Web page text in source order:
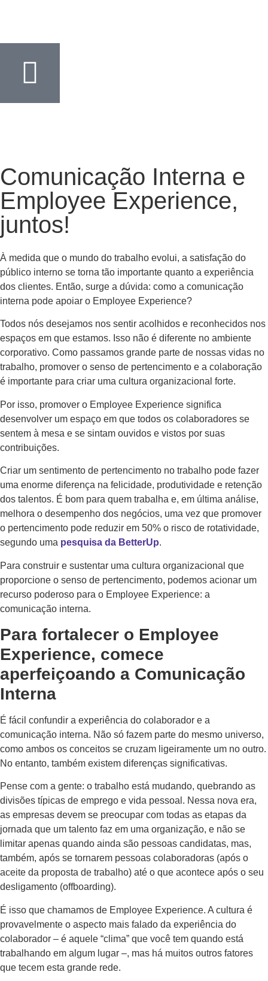
Comunicação Interna e
Employee Experience,
juntos!
À medida que o mundo do trabalho evolui, a satisfação do
público interno se torna tão importante quanto a experiência
dos clientes. Então, surge a dúvida: como a comunicação
interna pode apoiar o Employee Experience?
Todos nós desejamos nos sentir acolhidos e reconhecidos nos
espaços em que estamos. Isso não é diferente no ambiente
corporativo. Como passamos grande parte de nossas vidas no
trabalho, promover o senso de pertencimento e a colaboração
é importante para criar uma cultura organizacional forte.
Por isso, promover o Employee Experience significa
desenvolver um espaço em que todos os colaboradores se
sentem à mesa e se sintam ouvidos e vistos por suas
contribuições.
Criar um sentimento de pertencimento no trabalho pode fazer
uma enorme diferença na felicidade, produtividade e retenção
dos talentos. É bom para quem trabalha e, em última análise,
melhora o desempenho dos negócios, uma vez que promover
o pertencimento pode reduzir em 50% o risco de rotatividade,
segundo uma pesquisa da BetterUp.
Para construir e sustentar uma cultura organizacional que
proporcione o senso de pertencimento, podemos acionar um
recurso poderoso para o Employee Experience: a
comunicação interna.
Para fortalecer o Employee
Experience, comece
aperfeiçoando a Comunicação
Interna
É fácil confundir a experiência do colaborador e a
comunicação interna. Não só fazem parte do mesmo universo,
como ambos os conceitos se cruzam ligeiramente um no outro.
No entanto, também existem diferenças significativas.
Pense com a gente: o trabalho está mudando, quebrando as
divisões típicas de emprego e vida pessoal. Nessa nova era,
as empresas devem se preocupar com todas as etapas da
jornada que um talento faz em uma organização, e não se
limitar apenas quando ainda são pessoas candidatas, mas,
também, após se tornarem pessoas colaboradoras (após o
aceite da proposta de trabalho) até o que acontece após o seu
desligamento (offboarding).
É isso que chamamos de Employee Experience. A cultura é
provavelmente o aspecto mais falado da experiência do
colaborador – é aquele “clima” que você tem quando está
trabalhando em algum lugar –, mas há muitos outros fatores
que tecem esta grande rede.